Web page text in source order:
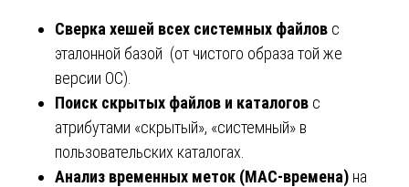
Сверка хешей всех системных файлов с
эталонной базой (от чистого образа той же
версии ОС).
Поиск скрытых файлов и каталогов с
атрибутами «скрытый», «системный» в
пользовательских каталогах.
Анализ временных меток (MAC-времена) на